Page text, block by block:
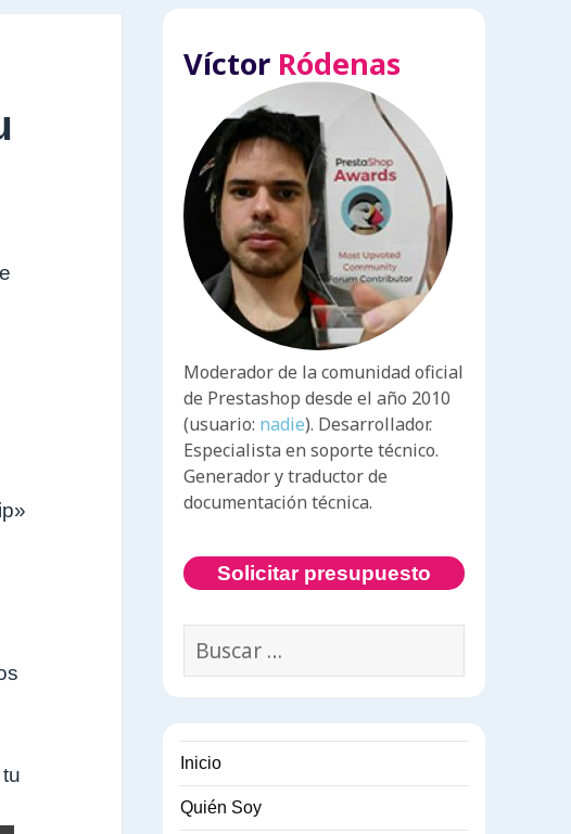
Víctor Ródenas
Moderador de la comunidad oficial
de Prestashop desde el año 2010
(usuario: nadie). Desarrollador.
Especialista en soporte técnico.
Generador y traductor de
documentación técnica.
Solicitar presupuesto
Buscar:
Inicio
Quién Soy